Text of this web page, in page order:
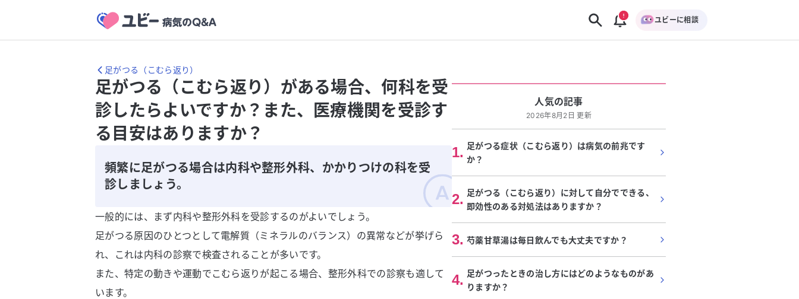
ユビーに相談
足がつる（こむら返り）
足がつる（こむら返り）がある場合、何科を受
診したらよいですか？また、医療機関を受診す
る目安はありますか？
頻繁に足がつる場合は内科や整形外科、かかりつけの科を受
診しましょう。
一般的には、まず内科や整形外科を受診するのがよいでしょう。
足がつる原因のひとつとして電解質（ミネラルのバランス）の異常などが挙げら
れ、これは内科の診察で検査されることが多いです。
また、特定の動きや運動でこむら返りが起こる場合、整形外科での診察も適して
います。
人気の記事
2026年8月2日 更新
1. 足がつる症状（こむら返り）は病気の前兆です
か？
2. 足がつる（こむら返り）に対して自分でできる、
即効性のある対処法はありますか？
3. 芍薬甘草湯は毎日飲んでも大丈夫ですか？
4. 足がつったときの治し方にはどのようなものがあ
りますか？